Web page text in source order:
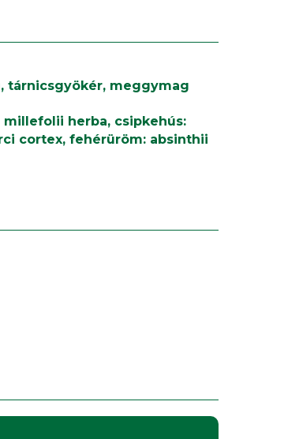
tárnicsgyökér, meggymag
herba, csipkehús:
cortex, fehérüröm: absinthii